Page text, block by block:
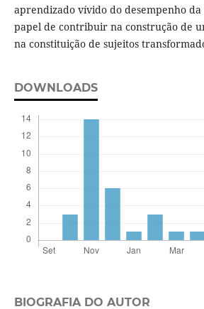
aprendizado vívido do desempenho da
papel de contribuir na construção de
na constituição de sujeitos
DOWNLOADS
BIOGRAFIA DO AUTOR